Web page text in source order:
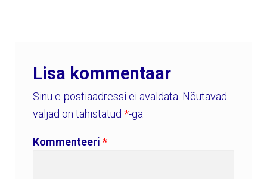
Lisa kommentaar
Sinu e-postiaadressi ei avaldata. Nõutavad
väljad on tähistatud *-ga
Kommenteeri *